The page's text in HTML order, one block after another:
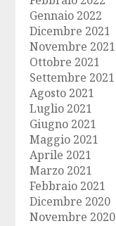
Gennaio 2022
Dicembre 2021
Novembre 2021
Ottobre 2021
Settembre 2021
Agosto 2021
Luglio 2021
Giugno 2021
Maggio 2021
Aprile 2021
Marzo 2021
Febbraio 2021
Dicembre 2020
Novembre 2020